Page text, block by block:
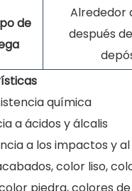
de
Alrededor
después
química
a ácidos y álcalis
a los impactos y
color liso,
piedra, colores